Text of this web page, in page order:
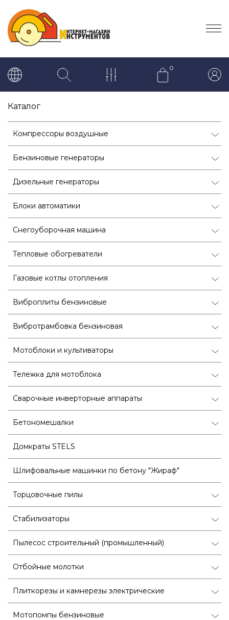
0
Каталог
Компрессоры воздушные
Бензиновые генераторы
Дизельные генераторы
Блоки автоматики
Снегоуборочная машина
Тепловые обогреватели
Газовые котлы отопления
Виброплиты бензиновые
Вибротрамбовка бензиновая
Мотоблоки и культиваторы
Тележка для мотоблока
Сварочные инверторные аппараты
Бетономешалки
Домкраты STELS
Шлифовальные машинки по бетону "Жираф"
Торцовочные пилы
Стабилизаторы
Пылесос строительный (промышленный)
Отбойные молотки
Плиткорезы и камнерезы электрические
Мотопомпы бензиновые